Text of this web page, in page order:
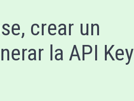
crear un
la API Key